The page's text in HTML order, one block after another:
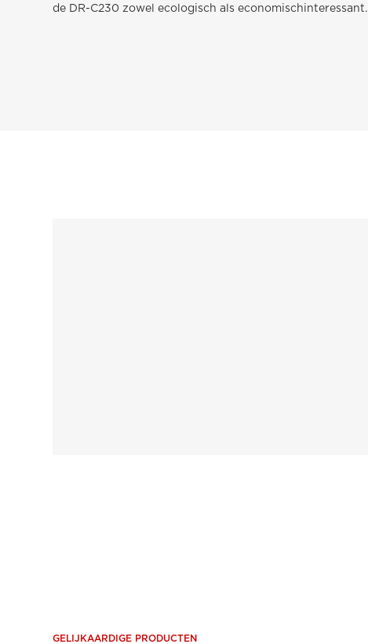
de DR-C230 zowel ecologisch als economischinteressant.
GELIJKAARDIGE PRODUCTEN